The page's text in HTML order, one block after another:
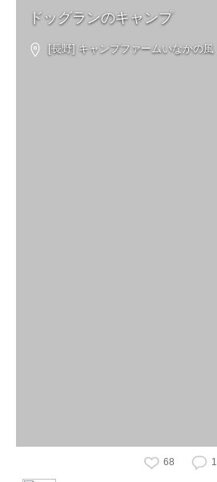
ドッグランのキャンプ
[長野] キャンプファームいなかの風
68 1